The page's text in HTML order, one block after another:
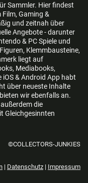
Sammler. Hier findest
Gaming &
und zeitnah über
Angebote - darunter
& PC Spiele und
Klemmbausteine,
liegt auf
Mediabooks,
& Android App habt
über neueste Inhalte
wir ebenfalls an.
die
Gleichgesinnten
©COLLECTORS-JUNKIES
| Datenschutz | Impressum